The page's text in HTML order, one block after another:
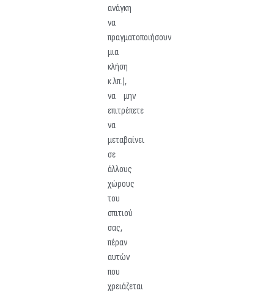
ανάγκη
να
πραγματοποιήσουν
μια
κλήση
κ.λπ.),
να μην
επιτρέπετε
να
μεταβαίνει
σε
άλλους
χώρους
του
σπιτιού
σας,
πέραν
αυτών
που
χρειάζεται